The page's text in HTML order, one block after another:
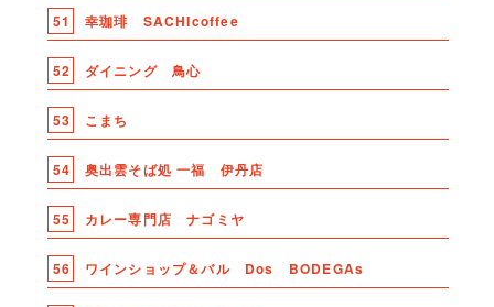
51 幸珈琲 SACHIcoffee
52 ダイニング 鳥心
53 こまち
54 奥出雲そば処 一福 伊丹店
55 カレー専門店 ナゴミヤ
56 ワインショップ＆バル Dos BODEGAs